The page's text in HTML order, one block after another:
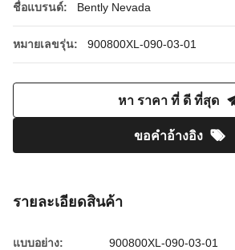
ชื่อแบรนด์: Bently Nevada
หมายเลขรุ่น: 900800XL-090-03-01
หา ราคา ที่ ดี ที่สุด
ขอคําอ้างอิง
รายละเอียดสินค้า
แบบอย่าง: 900800XL-090-03-01